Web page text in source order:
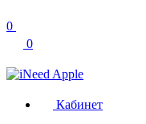
0
0
Кабинет